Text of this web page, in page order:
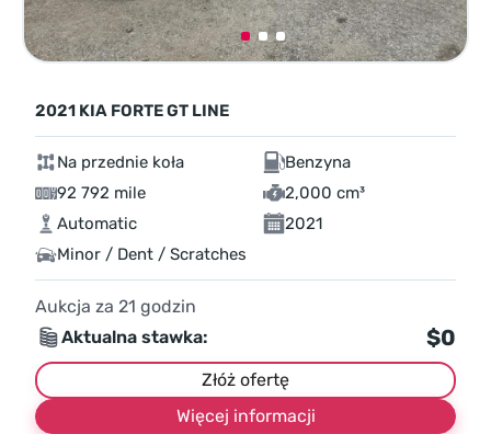
2021 KIA FORTE GT LINE
Na przednie koła
Benzyna
92 792 mile
2,000 cm³
Automatic
2021
Minor / Dent / Scratches
Aukcja za 21 godzin
Aktualna stawka:
$0
Złóż ofertę
Więcej informacji